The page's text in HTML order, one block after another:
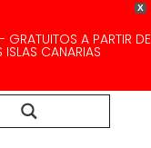
X
A PARTIR DE
CANARIAS